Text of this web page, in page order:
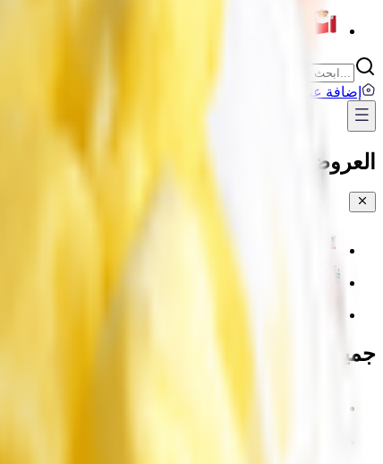
إضافة عنوان
العروض والخصومات
جميع الفئات